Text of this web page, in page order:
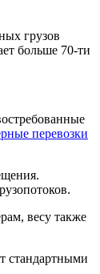
грузов
больше 70-ти
перевозки
весу также
стандартными